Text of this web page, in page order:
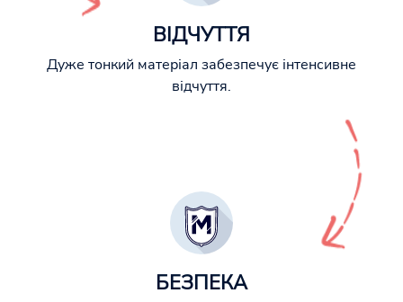
ВІДЧУТТЯ
Дуже тонкий матеріал забезпечує інтенсивне
відчуття.
БЕЗПЕКА